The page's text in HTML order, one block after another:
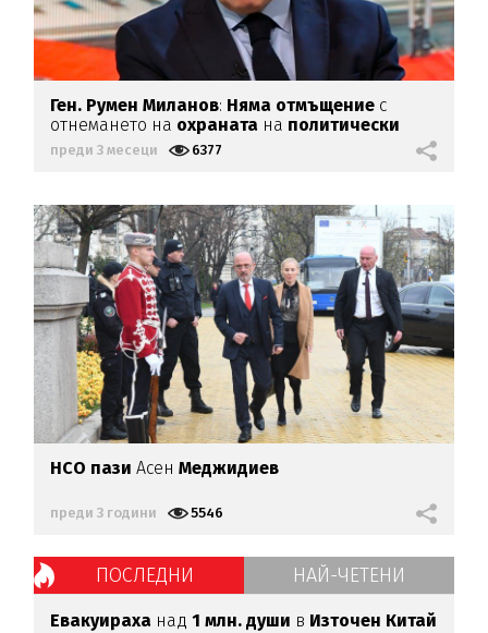
Ген. Румен Миланов: Няма отмъщение с
отнемането на охраната на политически
лица
преди 3 месеци 6377
НСО пазиАсенМеджидиев
преди 3 години 5546
ПОСЛЕДНИ НАЙ-ЧЕТЕНИ
Евакуираха над1 млн. души в Източен Китай